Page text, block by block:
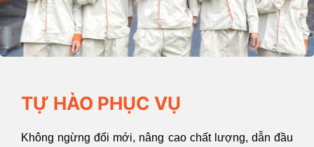
TỰ HÀO PHỤC VỤ
Không ngừng đổi mới, nâng cao chất lượng, dẫn đầu